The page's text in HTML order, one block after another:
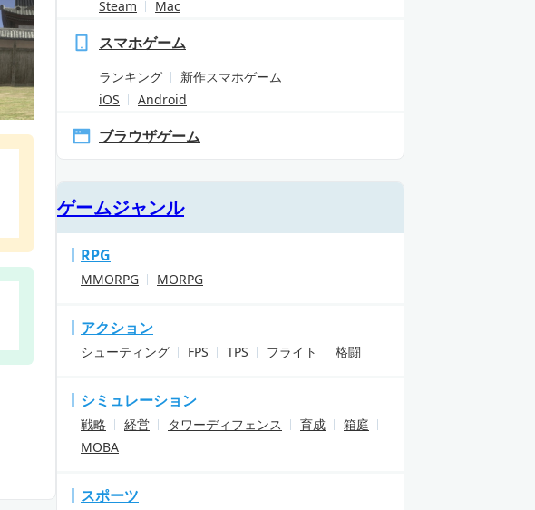
Steam
Mac
スマホゲーム
ランキング
新作スマホゲーム
iOS
Android
ブラウザゲーム
ゲームジャンル
RPG
MMORPG MORPG
アクション
シューティング FPS TPS フライト 格闘
シミュレーション
戦略 経営 タワーディフェンス 育成
箱庭
MOBA
スポーツ